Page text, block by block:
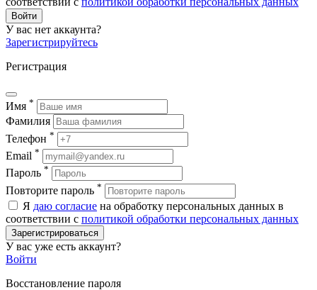
Войти
У вас нет аккаунта?
Зарегистрируйтесь
Регистрация
Имя *
Фамилия
Телефон *
Email *
Пароль *
Повторите пароль *
Я даю согласие на обработку персональных данных в
соответствии с политикой обработки персональных данных
Зарегистрироваться
У вас уже есть аккаунт?
Войти
Восстановление пароля